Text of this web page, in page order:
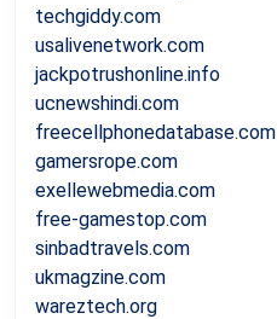
techgiddy.com
usalivenetwork.com
jackpotrushonline.info
ucnewshindi.com
freecellphonedatabase.com
gamersrope.com
exellewebmedia.com
free-gamestop.com
sinbadtravels.com
ukmagzine.com
wareztech.org